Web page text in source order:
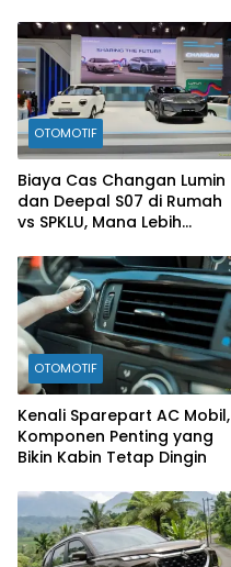
OTOMOTIF
Biaya Cas Changan Lumin
dan Deepal S07 di Rumah
vs SPKLU, Mana Lebih
OTOMOTIF
Kenali Sparepart AC Mobil,
Komponen Penting yang
Bikin Kabin Tetap Dingin